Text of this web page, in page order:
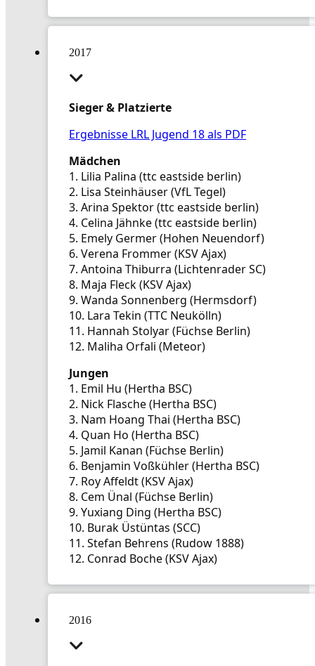
2017
Sieger & Platzierte
Ergebnisse LRL Jugend 18 als PDF
Mädchen
1. Lilia Palina (ttc eastside berlin)
2. Lisa Steinhäuser (VfL Tegel)
3. Arina Spektor (ttc eastside berlin)
4. Celina Jähnke (ttc eastside berlin)
5. Emely Germer (Hohen Neuendorf)
6. Verena Frommer (KSV Ajax)
7. Antoina Thiburra (Lichtenrader SC)
8. Maja Fleck (KSV Ajax)
9. Wanda Sonnenberg (Hermsdorf)
10. Lara Tekin (TTC Neukölln)
11. Hannah Stolyar (Füchse Berlin)
12. Maliha Orfali (Meteor)
Jungen
1. Emil Hu (Hertha BSC)
2. Nick Flasche (Hertha BSC)
3. Nam Hoang Thai (Hertha BSC)
4. Quan Ho (Hertha BSC)
5. Jamil Kanan (Füchse Berlin)
6. Benjamin Voßkühler (Hertha BSC)
7. Roy Affeldt (KSV Ajax)
8. Cem Ünal (Füchse Berlin)
9. Yuxiang Ding (Hertha BSC)
10. Burak Üstüntas (SCC)
11. Stefan Behrens (Rudow 1888)
12. Conrad Boche (KSV Ajax)
2016